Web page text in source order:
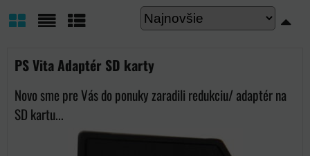
PS Vita Adaptér SD karty
Novo sme pre Vás do ponuky zaradili redukciu/ adaptér na
SD kartu...